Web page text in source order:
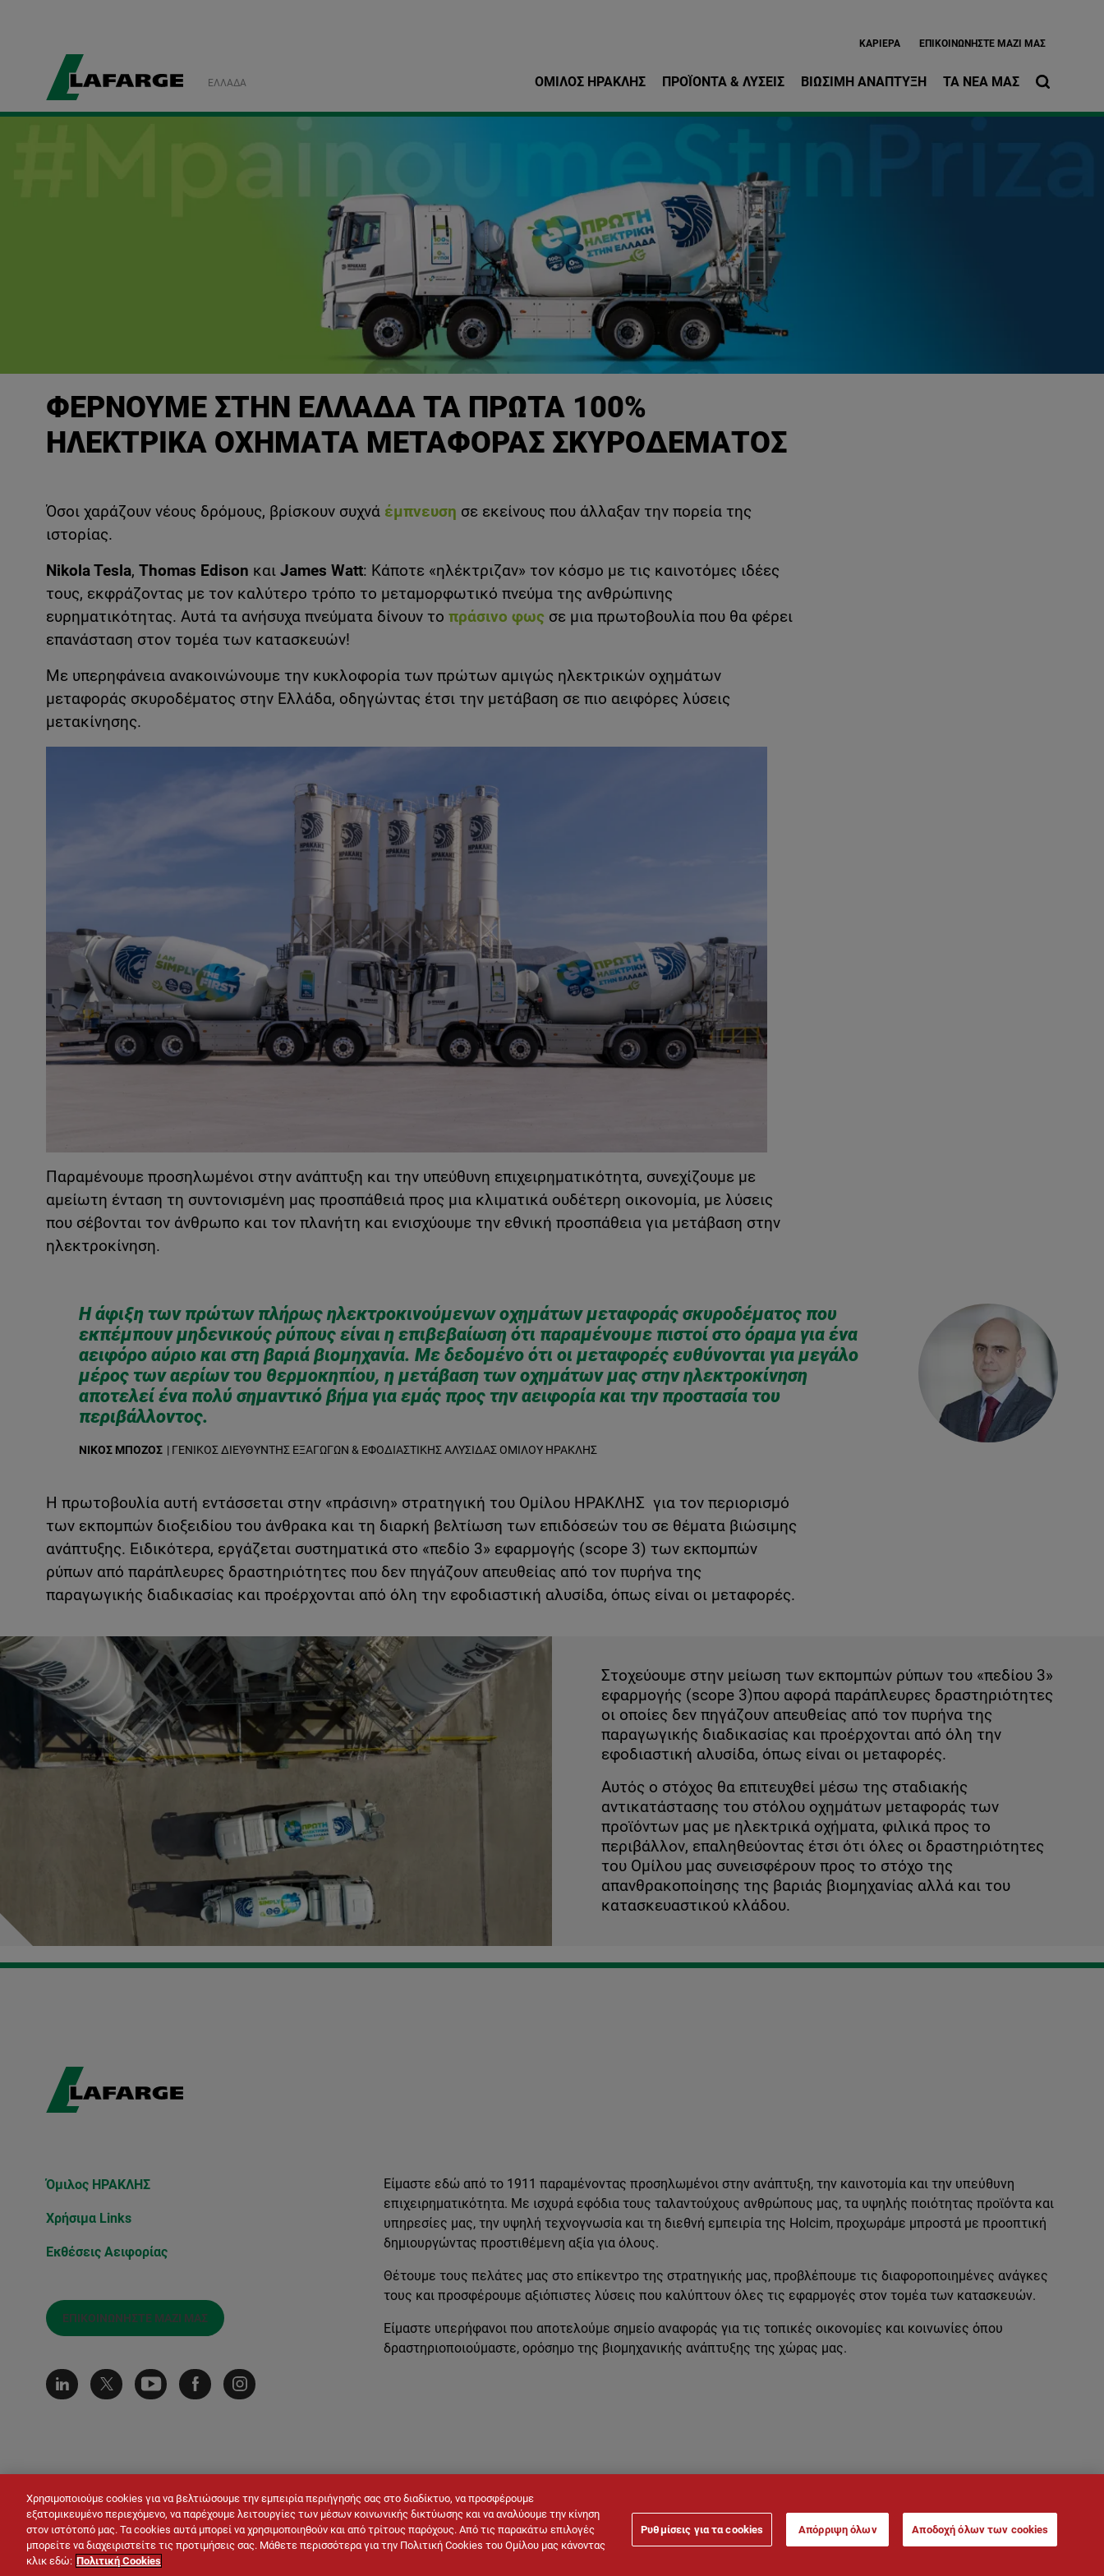
ΕΛΛΆΔΑ
ΚΑΡΙΈΡΑ EΠΙΚΟΙΝΩΝΉΣΤΕ ΜΑΖΊ ΜΑΣ
ΌΜΙΛΟΣ ΗΡΑΚΛΗΣ ΠΡΟΪΌΝΤΑ & ΛΎΣΕΙΣ ΒΙΏΣΙΜΗ ΑΝΆΠΤΥΞΗ ΤΑ ΝΈΑ ΜΑΣ
ΦΕΡΝΟΥΜΕ ΣΤΗΝ ΕΛΛΑΔΑ ΤΑ ΠΡΩΤΑ 100%
ΗΛΕΚΤΡΙΚΑ ΟΧΗΜΑΤΑ ΜΕΤΑΦΟΡΑΣ ΣΚΥΡΟΔΕΜΑΤΟΣ
Όσοι χαράζουν νέους δρόμους, βρίσκουν συχνά έμπνευση σε εκείνους που άλλαξαν την πορεία της
ιστορίας.
Nikola Tesla, Thomas Edison και James Watt: Κάποτε «ηλέκτριζαν» τον κόσμο με τις καινοτόμες ιδέες
τους, εκφράζοντας με τον καλύτερο τρόπο το μεταμορφωτικό πνεύμα της ανθρώπινης
ευρηματικότητας. Αυτά τα ανήσυχα πνεύματα δίνουν το πράσινο φως σε μια πρωτοβουλία που θα φέρει
επανάσταση στον τομέα των κατασκευών!
Με υπερηφάνεια ανακοινώνουμε την κυκλοφορία των πρώτων αμιγώς ηλεκτρικών οχημάτων
μεταφοράς σκυροδέματος στην Ελλάδα, οδηγώντας έτσι την μετάβαση σε πιο αειφόρες λύσεις
μετακίνησης.
Παραμένουμε προσηλωμένοι στην ανάπτυξη και την υπεύθυνη επιχειρηματικότητα, συνεχίζουμε με
αμείωτη ένταση τη συντονισμένη μας προσπάθειά προς μια κλιματικά ουδέτερη οικονομία, με λύσεις
που σέβονται τον άνθρωπο και τον πλανήτη και ενισχύουμε την εθνική προσπάθεια για μετάβαση στην
ηλεκτροκίνηση.
Η άφιξη των πρώτων πλήρως ηλεκτροκινούμενων οχημάτων μεταφοράς σκυροδέματος που
εκπέμπουν μηδενικούς ρύπους είναι η επιβεβαίωση ότι παραμένουμε πιστοί στο όραμα για ένα
αειφόρο αύριο και στη βαριά βιομηχανία. Με δεδομένο ότι οι μεταφορές ευθύνονται για μεγάλο
μέρος των αερίων του θερμοκηπίου, η μετάβαση των οχημάτων μας στην ηλεκτροκίνηση
αποτελεί ένα πολύ σημαντικό βήμα για εμάς προς την αειφορία και την προστασία του
περιβάλλοντος.
NΊΚΟΣ ΜΠΌΖΟΣ | ΓΕΝΙΚΌΣ ΔΙΕΥΘΥΝΤΉΣ ΕΞΑΓΩΓΏΝ & ΕΦΟΔΙΑΣΤΙΚΉΣ ΑΛΥΣΊΔΑΣ ΟΜΊΛΟΥ ΗΡΑΚΛΗΣ
Η πρωτοβουλία αυτή εντάσσεται στην «πράσινη» στρατηγική του Ομίλου ΗΡΑΚΛΗΣ για τον περιορισμό
των εκπομπών διοξειδίου του άνθρακα και τη διαρκή βελτίωση των επιδόσεών του σε θέματα βιώσιμης
ανάπτυξης. Ειδικότερα, εργάζεται συστηματικά στο «πεδίο 3» εφαρμογής (scope 3) των εκπομπών
ρύπων από παράπλευρες δραστηριότητες που δεν πηγάζουν απευθείας από τον πυρήνα της
παραγωγικής διαδικασίας και προέρχονται από όλη την εφοδιαστική αλυσίδα, όπως είναι οι μεταφορές.
Στοχεύουμε στην μείωση των εκπομπών ρύπων του «πεδίου 3»
εφαρμογής (scope 3)που αφορά παράπλευρες δραστηριότητες
οι οποίες δεν πηγάζουν απευθείας από τον πυρήνα της
παραγωγικής διαδικασίας και προέρχονται από όλη την
εφοδιαστική αλυσίδα, όπως είναι οι μεταφορές.
Αυτός ο στόχος θα επιτευχθεί μέσω της σταδιακής
αντικατάστασης του στόλου οχημάτων μεταφοράς των
προϊόντων μας με ηλεκτρικά οχήματα, φιλικά προς το
περιβάλλον, επαληθεύοντας έτσι ότι όλες οι δραστηριότητες
του Ομίλου μας συνεισφέρουν προς το στόχο της
απανθρακοποίησης της βαριάς βιομηχανίας αλλά και του
κατασκευαστικού κλάδου.
Όμιλος ΗΡΑΚΛΗΣ
Χρήσιμα Links
Εκθέσεις Αειφορίας
ΕΠΙΚΟΙΝΩΝΉΣΤΕ ΜΑΖΊ ΜΑΣ
Είμαστε εδώ από το 1911 παραμένοντας προσηλωμένοι στην ανάπτυξη, την καινοτομία και την υπεύθυνη
επιχειρηματικότητα. Με ισχυρά εφόδια τους ταλαντούχους ανθρώπους μας, τα υψηλής ποιότητας προϊόντα και
υπηρεσίες μας, την υψηλή τεχνογνωσία και τη διεθνή εμπειρία της Holcim, προχωράμε μπροστά με προοπτική
δημιουργώντας προστιθέμενη αξία για όλους.
Θέτουμε τους πελάτες μας στο επίκεντρο της στρατηγικής μας, προβλέπουμε τις διαφοροποιημένες ανάγκες
τους και προσφέρουμε αξιόπιστες λύσεις που καλύπτουν όλες τις εφαρμογές στον τομέα των κατασκευών.
Είμαστε υπερήφανοι που αποτελούμε σημείο αναφοράς για τις τοπικές οικονομίες και κοινωνίες όπου
δραστηριοποιούμαστε, ορόσημο της βιομηχανικής ανάπτυξης της χώρας μας.
© LAFARGE 2026 Site map Επικοινωνία Νομική σημείωση Πολιτική Cookies
Πολιτική Προστασίας Προσωπικών Δεδομένων
Χρησιμοποιούμε cookies για να βελτιώσουμε την εμπειρία περιήγησής σας στο διαδίκτυο, να προσφέρουμε
εξατομικευμένο περιεχόμενο, να παρέχουμε λειτουργίες των μέσων κοινωνικής δικτύωσης και να αναλύουμε την κίνηση
στον ιστότοπό μας. Τα cookies αυτά μπορεί να χρησιμοποιηθούν και από τρίτους παρόχους. Από τις παρακάτω επιλογές
μπορείτε να διαχειριστείτε τις προτιμήσεις σας. Μάθετε περισσότερα για την Πολιτική Cookies του Ομίλου μας κάνοντας
κλικ εδώ: Πολιτική Cookies
Ρυθμίσεις για τα cookies Απόρριψη όλων Αποδοχή όλων των cookies